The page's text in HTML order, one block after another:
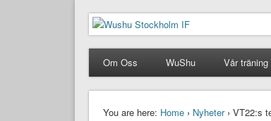
Wushu Stockholm
Taoluträning i Stockholm
Om Oss WuShu Vår träning
You are here: Home› Nyheter› VT22:s